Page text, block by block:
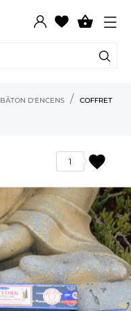

BÂTON D'ENCENS
COFFRET
favorite
1